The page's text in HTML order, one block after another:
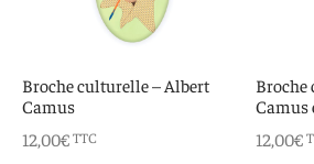
Broche culturelle – Albert
Camus
12,00€TTC
Broche
Camus
12,00€
postales sensibles et culturelles
intuitif et culturel